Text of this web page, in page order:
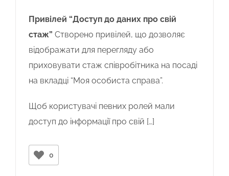
Привілей “Доступ до даних про свій
стаж” Створено привілей, що дозволяє
відображати для перегляду або
приховувати стаж співробітника на посаді
на вкладці “Моя особиста справа”.
Щоб користувачі певних ролей мали
доступ до інформації про свій […]
0